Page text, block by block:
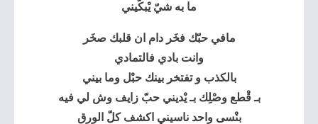
ما به شيّ يْبكّيني
مافي حبّك فخَر دام ان قلبك صخَر
وانت بادي فالتمادي
بالكذب و تفتخر بينك حبْل وما بيني
بـ قْطع وصْلِك بـ يْديني حبّ زايف وش لي فيه
بنْسى واحد ناسيني اكشف كلّ الورق